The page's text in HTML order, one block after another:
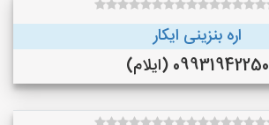
اره بنزینی ایکار
09931942250 (ایلام)